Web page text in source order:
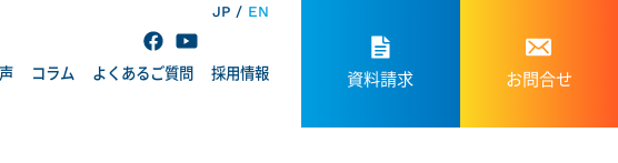
EN
JP
コラム よくあるご質問 採用情報 資料請求 お問合せ